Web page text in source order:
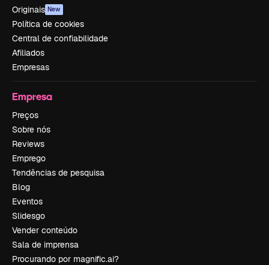
Originais New
Política de cookies
Central de confiabilidade
Afiliados
Empresas
Empresa
Preços
Sobre nós
Reviews
Emprego
Tendências de pesquisa
Blog
Eventos
Slidesgo
Vender conteúdo
Sala de imprensa
Procurando por magnific.ai?